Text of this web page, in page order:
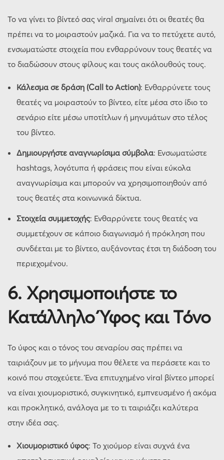
Το να γίνει το βίντεό σας viral σημαίνει ότι οι θεατές θα
πρέπει να το μοιραστούν μαζικά. Για να το πετύχετε αυτό,
ενσωματώστε στοιχεία που ενθαρρύνουν τους θεατές να
το διαδώσουν στους φίλους και τους ακόλουθούς τους.
Κάλεσμα σε δράση (Call to Action): Ενθαρρύνετε τους
θεατές να μοιραστούν το βίντεο, είτε μέσα στο ίδιο το
σενάριο είτε μέσω υποτίτλων ή μηνυμάτων στο τέλος
του βίντεο.
Δημιουργήστε αναγνωρίσιμα σύμβολα: Ενσωματώστε
hashtags, λογότυπα ή φράσεις που είναι εύκολα
αναγνωρίσιμα και μπορούν να χρησιμοποιηθούν από
τους θεατές στα κοινωνικά δίκτυα.
Στοιχεία συμμετοχής: Ενθαρρύνετε τους θεατές να
συμμετέχουν σε κάποιο διαγωνισμό ή πρόκληση που
συνδέεται με το βίντεο, αυξάνοντας έτσι τη διάδοση του
περιεχομένου.
6. Χρησιμοποιήστε το
Κατάλληλο Ύφος και Τόνο
Το ύφος και ο τόνος του σεναρίου σας πρέπει να
ταιριάζουν με το μήνυμα που θέλετε να περάσετε και το
κοινό που στοχεύετε. Ένα επιτυχημένο viral βίντεο μπορεί
να είναι χιουμοριστικό, συγκινητικό, εμπνευσμένο ή ακόμα
και προκλητικό, ανάλογα με το τι ταιριάζει καλύτερα
στην ιδέα σας.
Χιουμοριστικό ύφος: Το χιούμορ είναι συχνά ένα